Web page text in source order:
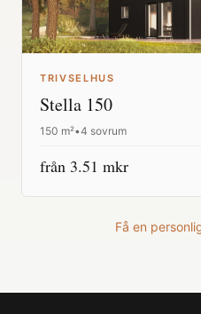
TRIVSELHUS
Stella 150
150 m²•4 sovrum
från 3.51 mkr
Få en